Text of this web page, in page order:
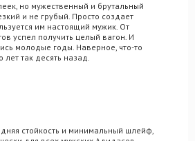
но мужественный и брутальный
и не грубый. Просто создает
им настоящий мужик. От
успел получить целый вагон. И
молодые годы. Наверное, что-то
так десять назад.
стойкость и минимальный шлейф,